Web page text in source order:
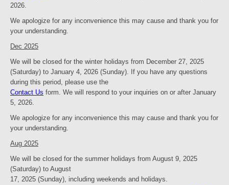
2026.
We apologize for any inconvenience this may cause and thank you for
your understanding.
Dec 2025
We will be closed for the winter holidays from December 27, 2025
(Saturday) to January 4, 2026 (Sunday). If you have any questions
during this period, please use the
Contact Us form. We will respond to your inquiries on or after January
5, 2026.
We apologize for any inconvenience this may cause and thank you for
your understanding.
Aug 2025
We will be closed for the summer holidays from August 9, 2025
(Saturday) to August
17, 2025 (Sunday), including weekends and holidays.